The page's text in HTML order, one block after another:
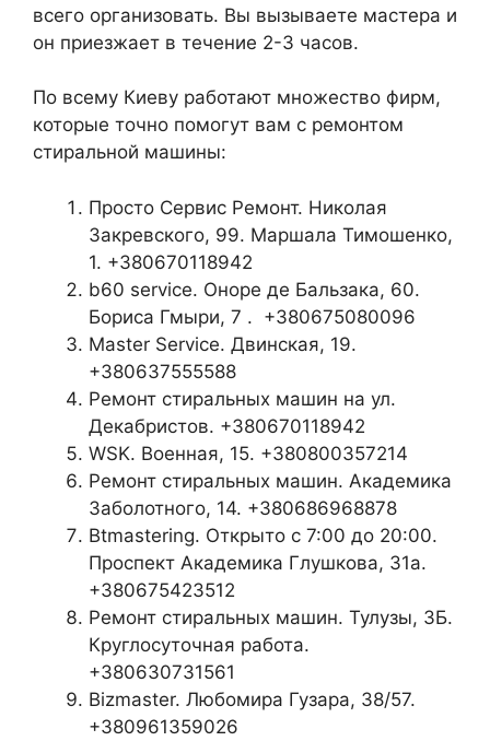
всего организовать. Вы вызываете мастера и
он приезжает в течение 2-3 часов.
По всему Киеву работают множество фирм,
которые точно помогут вам с ремонтом
стиральной машины:
Просто Сервис Ремонт. Николая
Закревского, 99. Маршала Тимошенко,
1. +380670118942
b60 service. Оноре де Бальзака, 60.
Бориса Гмыри, 7 . +380675080096
Master Service. Двинская, 19.
+380637555588
Ремонт стиральных машин на ул.
Декабристов. +380670118942
WSK. Военная, 15. +380800357214
Ремонт стиральных машин. Академика
Заболотного, 14. +380686968878
Btmastering. Открыто с 7:00 до 20:00.
Проспект Академика Глушкова, 31а.
+380675423512
Ремонт стиральных машин. Тулузы, 3Б.
Круглосуточная работа.
+380630731561
Bizmaster. Любомира Гузара, 38/57.
+380961359026